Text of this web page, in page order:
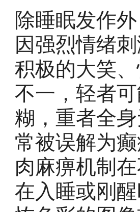
除睡眠发作
因强烈情绪
积极的大笑
不一，轻者
糊，重者全
常被误解为
肉麻痹机制
在入睡或刚